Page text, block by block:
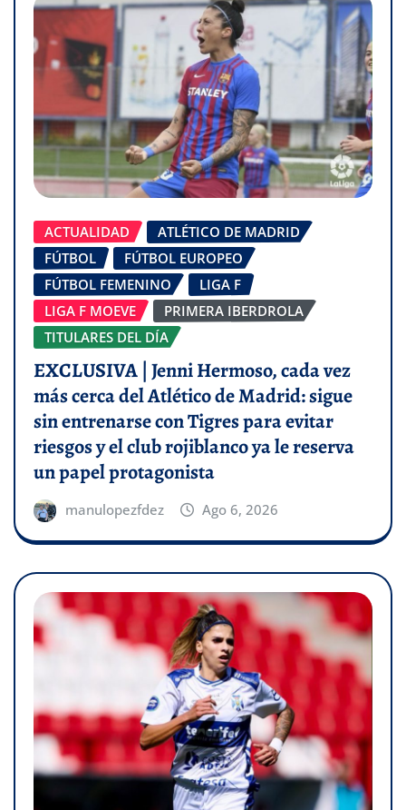
ACTUALIDAD
ATLÉTICO DE MADRID
FÚTBOL
FÚTBOL EUROPEO
FÚTBOL FEMENINO
LIGA F
LIGA F MOEVE
PRIMERA IBERDROLA
TITULARES DEL DÍA
EXCLUSIVA | Jenni Hermoso, cada vez
más cerca del Atlético de Madrid: sigue
sin entrenarse con Tigres para evitar
riesgos y el club rojiblanco ya le reserva
un papel protagonista
manulopezfdez Ago 6, 2026